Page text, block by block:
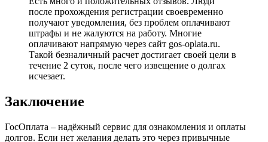
после прохождения регистрации своевременно
получают уведомления, без проблем оплачивают
штрафы и не жалуются на работу. Многие
оплачивают напрямую через сайт gos-oplata.ru.
Такой безналичный расчет достигает своей цели в
течение 2 суток, после чего извещение о долгах
исчезает.
Заключение
ГосОплата – надёжный сервис для ознакомления и оплаты
долгов. Если нет желания делать это через привычные